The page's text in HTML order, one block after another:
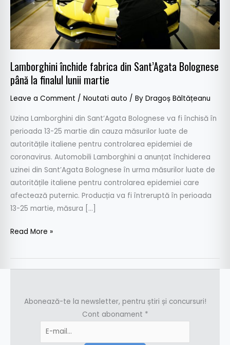
Lamborghini închide fabrica din Sant’Agata Bolognese
până la finalul lunii martie
Leave a Comment / Noutati auto / By Dragoș Băltățeanu
Uzina Lamborghini din Sant’Agata Bolognese va fi închisă în
perioada 13-25 martie din cauza măsurilor luate de
autoritățile italiene pentru controlarea epidemiei de
coronavirus. Automobili Lamborghini a anunțat închiderea
uzinei din Sant’Agata Bolognese în urma măsurilor luate de
autoritățile italiene pentru controlarea epidemiei care
afectează puternic. Producția va fi întreruptă în perioada
13-25 martie, măsura […]
la
finalul
lunii
martie
Read More »
Abonează-te la newsletter, pentru știri și concursuri!
Cont abonament *